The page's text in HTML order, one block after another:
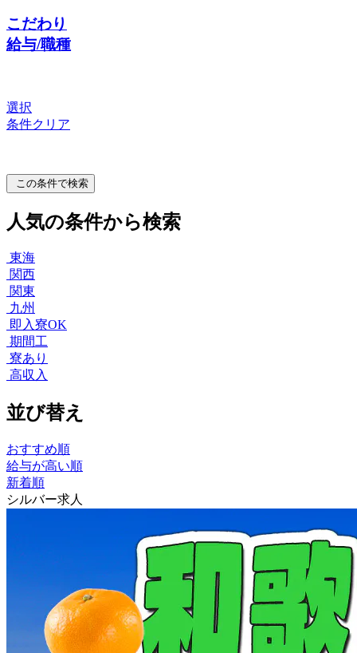
こだわり
給与/職種
選択
条件クリア
この条件で検索
人気の条件から検索
東海
関西
関東
九州
即入寮OK
期間工
寮あり
高収入
並び替え
おすすめ順
給与が高い順
新着順
シルバー求人